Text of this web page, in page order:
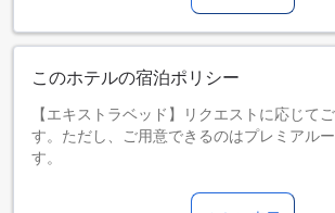
このホテルの宿泊ポリシー
【エキストラベッド】リクエストに応じて
す。ただし、ご用意できるのはプレミアル
す。